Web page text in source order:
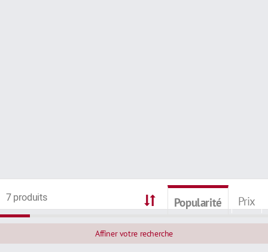
7 produits Popularité Prix
Affiner votre recherche